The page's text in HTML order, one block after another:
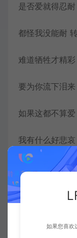
是否爱就得忍
都怪我没能耐
难道牺牲才精
要为你流下泪
如果这都不算爱
我有什么好悲哀
谢谢你的慷慨
是我自己活该
如果您喜